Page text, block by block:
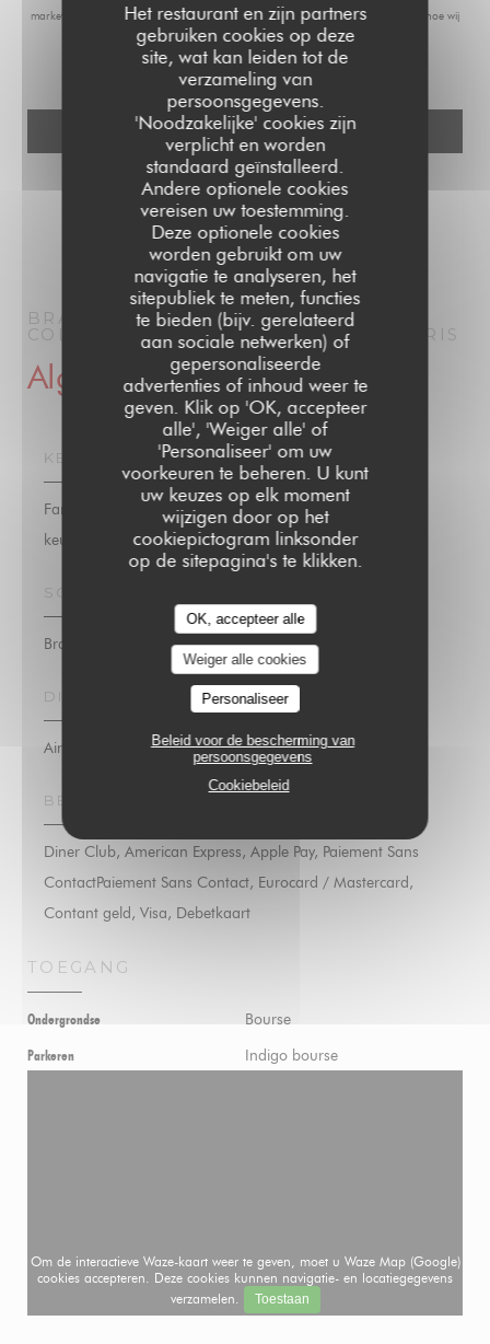
Het restaurant en zijn partners
gebruiken cookies op deze
site, wat kan leiden tot de
verzameling van
persoonsgegevens.
'Noodzakelijke' cookies zijn
verplicht en worden
standaard geïnstalleerd.
Andere optionele cookies
vereisen uw toestemming.
Deze optionele cookies
worden gebruikt om uw
navigatie te analyseren, het
sitepubliek te meten, functies
te bieden (bijv. gerelateerd
aan sociale netwerken) of
gepersonaliseerde
advertenties of inhoud weer te
geven. Klik op 'OK, accepteer
alle', 'Weiger alle' of
'Personaliseer' om uw
voorkeuren te beheren. U kunt
uw keuzes op elk moment
wijzigen door op het
cookiepictogram linksonder
op de sitepagina's te klikken.
OK, accepteer alle
Weiger alle cookies
Personaliseer
Beleid voor de bescherming van
persoonsgegevens
Cookiebeleid
marketing via het Bel-me-niet Register:bel-me-niet.nl. Voor meer informatie over hoe wij
uw gegevens verwerken, zie onsprivacybeleid
BRASSERIE PARISIENNE | LE GRAND
COLBERT | PARIS 1910BRASSERIE PARIS
Algemene informatie
KEUKEN
Familie keuken, zeevruchten, vers product, Traditionele
keuken, Eigengemaakt
SOORT BEDRIJF
Brasserie
DIENSTEN
Airconditioning, Private Hire, Geblokkeerde toegang, Wifi
BETAALMETHODEN
Diner Club, American Express, Apple Pay, Paiement Sans
ContactPaiement Sans Contact, Eurocard / Mastercard,
Contant geld, Visa, Debetkaart
TOEGANG
Ondergrondse Bourse
Parkeren Indigo bourse
Om de interactieve Waze-kaart weer te geven, moet u Waze Map (Google)
cookies accepteren. Deze cookies kunnen navigatie- en locatiegegevens
verzamelen.
Toestaan